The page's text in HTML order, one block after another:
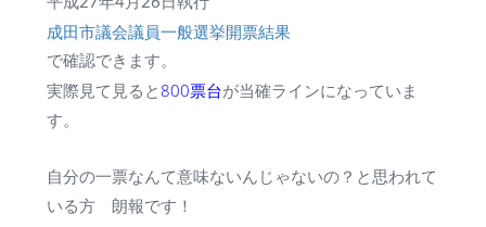
成田市議会議員一般選挙開票結果
で確認できます。
実際見て見ると 800票台が当確ラインになっていま
す。
自分の一票なんて意味ないんじゃないの？と思われて
いる方 朗報です！